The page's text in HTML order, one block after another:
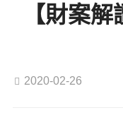
【財案
2020-02-26